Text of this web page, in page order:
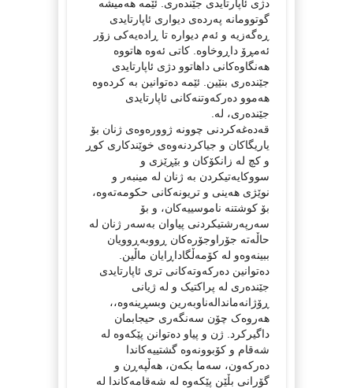
دژی ئاپارتایدی جێندەری. ئێمە هەمیشە
گوتوومانە پەردەی دیواری ئاپارتایدی
ڕەگەزیە و ئەم دیوارە تا ڕادەیەکی زۆر
ئەمڕۆ داڕوخاوە. کاتی ئەوە هاتووە
هەنگاوەکانی داهاتوو دژی ئاپارتایدی
جێندەری بنێین. ئێمە دەتوانین بە کردەوە
هەموو دەرکەوتنەکانی ئاپارتایدی
جێندەری، لە.
قەدەغەکردنی چوونە ژوورەوەی ژنان بۆ
یاریگاکان و جیاکردنەوەی خوێندکاری کوڕ
و کچ لە زانکۆکان و بێڕێزی و
سووکایەتیکردن بە ژنان لە مینبەر و
نوێژی هەینی و تریونەکانی حکومەتەوە،
بۆ کوشتنە ناموسییەکان، و بۆ
سەرپەرشتیکردنی پیاوان بەسەر ژنان لە
حاڵەتە جۆراوجۆرەکان ڕووبەڕوویان
ببینەوەو لە کۆمەڵگاداڕایان ماڵین.
دەتوانین دەرکەوتەکانی تری ئاپارتایدی
جێندەری لە پراکتیک و لە ژیانی
ڕۆژانەماندالەناوبەرین وبسڕینەوە،،
هەروەک چۆن سەنگەری حیجابمان
داگیرکرد. ژن و پیاو دەتوانن پێکەوە لە
شەقام و کۆبوونەوە گشتییەکاندا
دەرکەون، سەما بکەن، هەڵپەڕن و
گۆرانی بڵێن پێکەوە لە شەقامەکاندا لە